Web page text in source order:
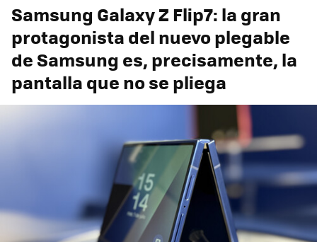
Samsung Galaxy Z Flip7: la gran
protagonista del nuevo plegable
de Samsung es, precisamente, la
pantalla que no se pliega